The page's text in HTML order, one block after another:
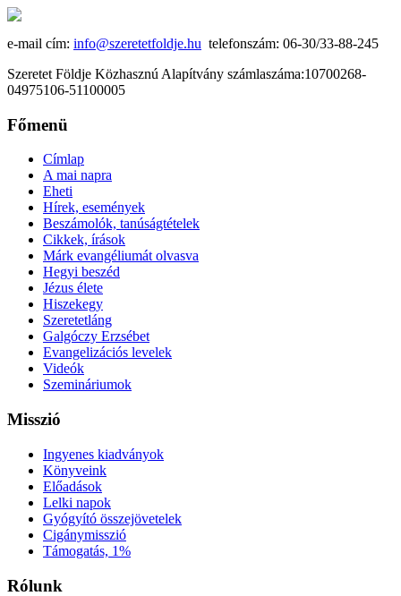
e-mail cím: info@szeretetfoldje.hu telefonszám: 06-30/33-88-245
Szeretet Földje Közhasznú Alapítvány számlaszáma:10700268-
04975106-51100005
Főmenü
Címlap
A mai napra
Eheti
Hírek, események
Beszámolók, tanúságtételek
Cikkek, írások
Márk evangéliumát olvasva
Hegyi beszéd
Jézus élete
Hiszekegy
Szeretetláng
Galgóczy Erzsébet
Evangelizációs levelek
Videók
Szemináriumok
Misszió
Ingyenes kiadványok
Könyveink
Előadások
Lelki napok
Gyógyító összejövetelek
Cigánymisszió
Támogatás, 1%
Rólunk